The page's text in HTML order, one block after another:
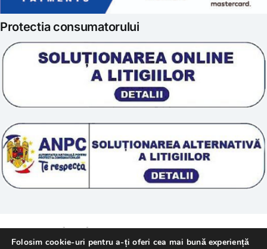
Iubim fructele
Scoala „Sanatate 5D”
Tratamente naturale
Prelucrarea datelor
Termeni si conditii
Politica cookie
Protectia consumatorului
© 2011 – [year] Fundatia Simile. Toate drepturile
Folosim cookie-uri pentru a-ți oferi cea mai bună experiență